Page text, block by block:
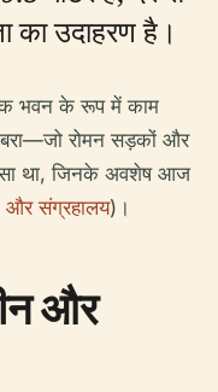
का उदाहरण है।
भवन के रूप में काम
रोमन सड़कों और
था, जिनके अवशेष आज
और संग्रहालय)।
और